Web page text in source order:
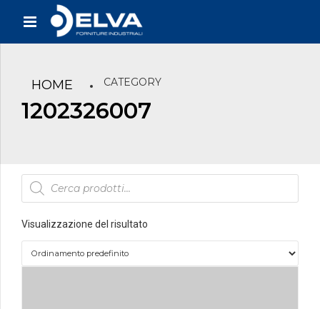
HOME CATEGORY
1202326007
Products
search
Visualizzazione del risultato